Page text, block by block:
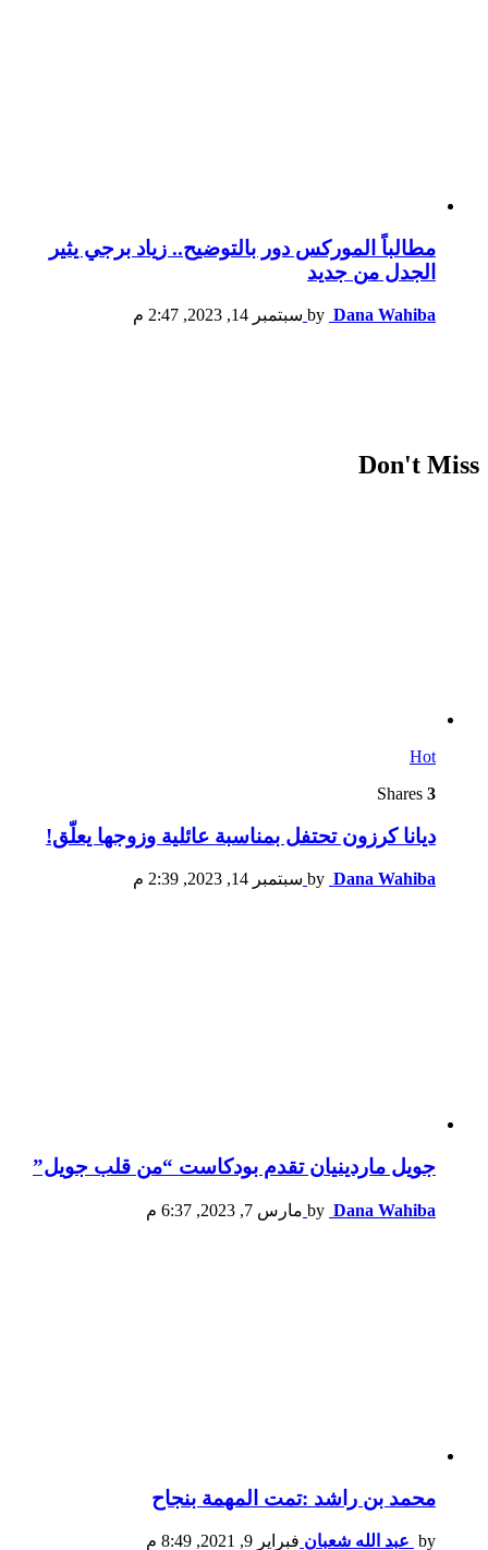
مطالباً الموركس دور بالتوضيح.. زياد برجي يثير
الجدل من جديد
by Dana Wahiba سبتمبر 14, 2023, 2:47 م
Don't Miss
Hot
3
ديانا كرزون تحتفل بمناسبة عائلية وزوجها يعلّق!
by Dana Wahiba سبتمبر 14, 2023, 2:39 م
جويل ماردينيان تقدم بودكاست “من قلب جويل”
by Dana Wahiba مارس 7, 2023, 6:37 م
محمد بن راشد :تمت المهمة بنجاح
by عبد الله شعبان فبراير 9, 2021, 8:49 م